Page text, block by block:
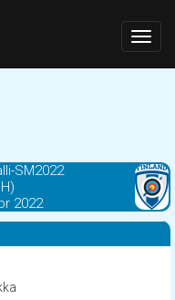
SM2022
2022